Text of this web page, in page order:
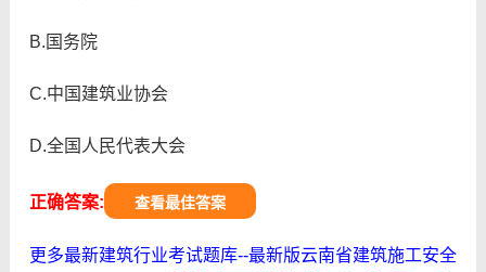
B.国务院
C.中国建筑业协会
D.全国人民代表大会
正确答案: 查看最佳答案
更多最新建筑行业考试题库--最新版云南省建筑施工安全